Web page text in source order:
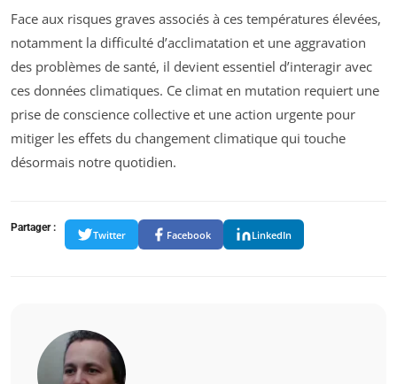
Face aux risques graves associés à ces températures élevées,
notamment la difficulté d’acclimatation et une aggravation
des problèmes de santé, il devient essentiel d’interagir avec
ces données climatiques. Ce climat en mutation requiert une
prise de conscience collective et une action urgente pour
mitiger les effets du changement climatique qui touche
désormais notre quotidien.
Partager :
Twitter Facebook LinkedIn